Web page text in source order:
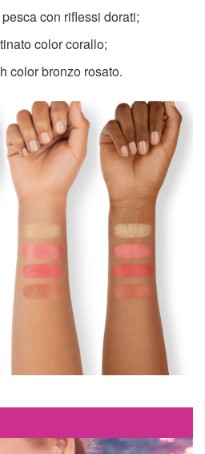
con riflessi dorati;
color corallo;
color bronzo rosato.